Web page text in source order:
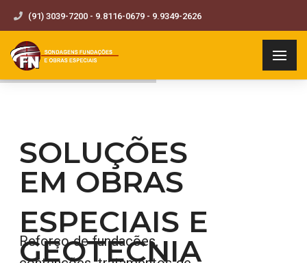
(91) 3039-7200 - 9.8116-0679 - 9.9349-2626
SOLUÇÕES
EM OBRAS
ESPECIAIS E
GEOTECNIA
Reforço de fundações,